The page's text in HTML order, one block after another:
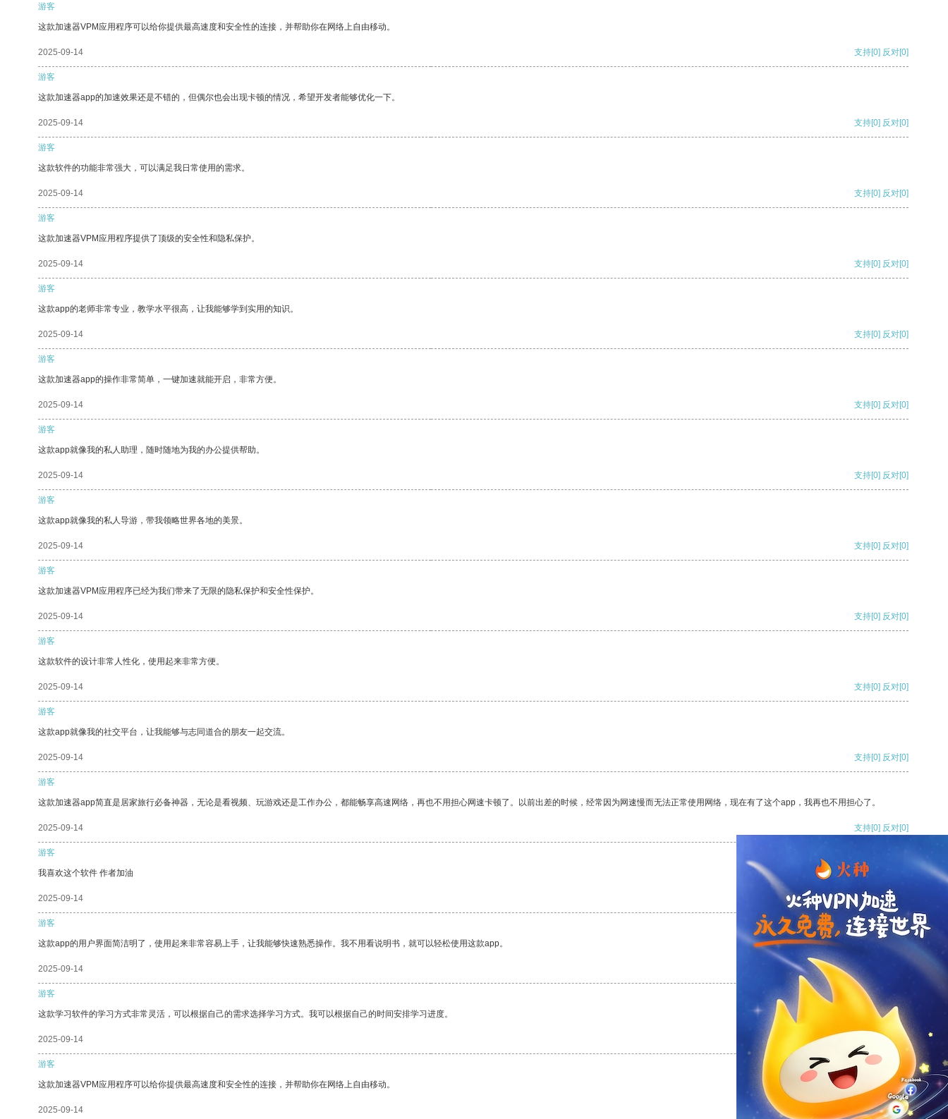
游客
这款加速器VPM应用程序可以给你提供最高速度和安全性的连接，并帮助你在网络上自由移动。
2025-09-14 支持[0] 反对[0]
游客
这款加速器app的加速效果还是不错的，但偶尔也会出现卡顿的情况，希望开发者能够优化一下。
2025-09-14 支持[0] 反对[0]
游客
这款软件的功能非常强大，可以满足我日常使用的需求。
2025-09-14 支持[0] 反对[0]
游客
这款加速器VPM应用程序提供了顶级的安全性和隐私保护。
2025-09-14 支持[0] 反对[0]
游客
这款app的老师非常专业，教学水平很高，让我能够学到实用的知识。
2025-09-14 支持[0] 反对[0]
游客
这款加速器app的操作非常简单，一键加速就能开启，非常方便。
2025-09-14 支持[0] 反对[0]
游客
这款app就像我的私人助理，随时随地为我的办公提供帮助。
2025-09-14 支持[0] 反对[0]
游客
这款app就像我的私人导游，带我领略世界各地的美景。
2025-09-14 支持[0] 反对[0]
游客
这款加速器VPM应用程序已经为我们带来了无限的隐私保护和安全性保护。
2025-09-14 支持[0] 反对[0]
游客
这款软件的设计非常人性化，使用起来非常方便。
2025-09-14 支持[0] 反对[0]
游客
这款app就像我的社交平台，让我能够与志同道合的朋友一起交流。
2025-09-14 支持[0] 反对[0]
游客
这款加速器app简直是居家旅行必备神器，无论是看视频、玩游戏还是工作办公，都能畅享高速网络，再也不用担心网速卡顿了。以前出差的时候，经常因为网速慢而无法正常使用网络，现在有了这个app，我再也不用担心了。
2025-09-14 支持[0] 反对[0]
游客
我喜欢这个软件 作者加油
2025-09-14 支持[0] 反对
游客
这款app的用户界面简洁明了，使用起来非常容易上手，让我能够快速熟悉操作。我不用看说明书，就可以轻松使用这款app。
2025-09-14 支持
游客
这款学习软件的学习方式非常灵活，可以根据自己的需求选择学习方式。我可以根据自己的时间安排学习进度。
2025-09-14 反对 [0]
游客
这款加速器VPM应用程序可以给你提供最高速度和安全性的连接，并帮助你在网络上自由移动。
2025-09-14 支持[0] 反对[0]